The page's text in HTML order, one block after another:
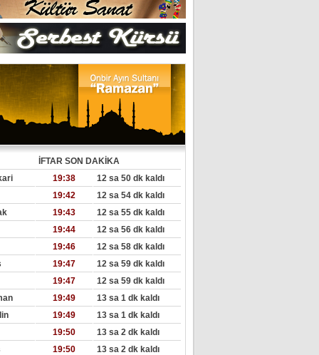
İFTAR SON DAKİKA
19:38
12 sa 50 dk kaldı
19:42
12 sa 54 dk kaldı
19:43
12 sa 55 dk kaldı
19:44
12 sa 56 dk kaldı
19:46
12 sa 58 dk kaldı
19:47
12 sa 59 dk kaldı
19:47
12 sa 59 dk kaldı
19:49
13 sa 1 dk kaldı
19:49
13 sa 1 dk kaldı
19:50
13 sa 2 dk kaldı
19:50
13 sa 2 dk kaldı